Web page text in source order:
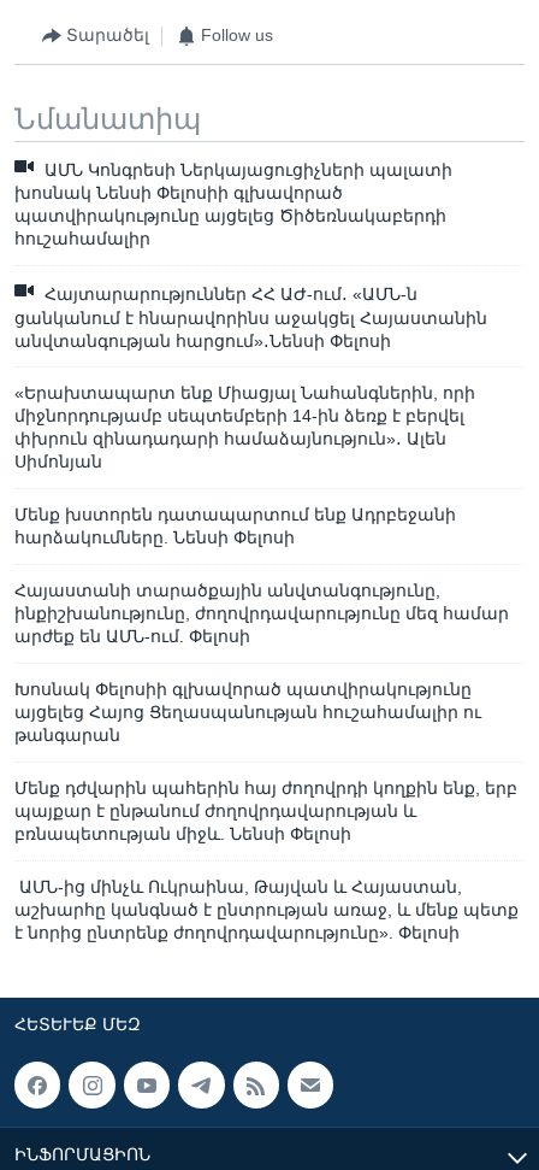
Տարածել Follow us
Նմանատիպ
ԱՄՆ Կոնգրեսի Ներկայացուցիչների պալատի
խոսնակ Նենսի Փելոսիի գլխավորած
պատվիրակությունը այցելեց Ծիծեռնակաբերդի
հուշահամալիր
Հայտարարություններ ՀՀ ԱԺ-ում․ «ԱՄՆ-ն
ցանկանում է հնարավորինս աջակցել Հայաստանին
անվտանգության հարցում»․Նենսի Փելոսի
«Երախտապարտ ենք Միացյալ Նահանգներին, որի
միջնորդությամբ սեպտեմբերի 14-ին ձեռք է բերվել
փխրուն զինադադարի համաձայնություն»․ Ալեն
Սիմոնյան
Մենք խստորեն դատապարտում ենք Ադրբեջանի
հարձակումները. Նենսի Փելոսի
Հայաստանի տարածքային անվտանգությունը,
ինքիշխանությունը, ժողովրդավարությունը մեզ համար
արժեք են ԱՄՆ-ում. Փելոսի
Խոսնակ Փելոսիի գլխավորած պատվիրակությունը
այցելեց Հայոց Ցեղասպանության հուշահամալիր ու
թանգարան
Մենք դժվարին պահերին հայ ժողովրդի կողքին ենք, երբ
պայքար է ընթանում ժողովրդավարության և
բռնապետության միջև. Նենսի Փելոսի
ԱՄՆ-ից մինչև Ուկրաինա, Թայվան և Հայաստան,
աշխարհը կանգնած է ընտրության առաջ, և մենք պետք
է նորից ընտրենք ժողովրդավարությունը». Փելոսի
ՀԵՏԵՒԵՔ ՄԵԶ
ԻՆՖՈՐՄԱՑԻՈՆ